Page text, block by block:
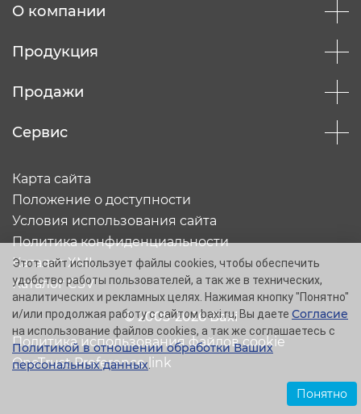
О компании
Продукция
Продажи
Сервис
© 2005-2026 Baxi
Карта сайта
Положение о доступности
Условия использования сайта
Политика конфиденциальности
Каталог XML
Каталог CSV
Политика использования файлов cookie
OneTrust Preference link
Этот сайт использует файлы cookies, чтобы обеспечить
удобство работы пользователей, а так же в технических,
аналитических и рекламных целях. Нажимая кнопку "Понятно"
и/или продолжая работу с сайтом baxi.ru, Вы даете Согласие
на использование файлов cookies, а так же соглашаетесь с
Политикой в отношении обработки Ваших
персональных данных.
Понятно